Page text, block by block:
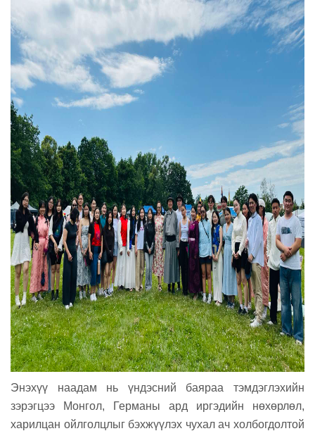
Энэхүү наадам нь үндэсний баяраа тэмдэглэхийн
зэрэгцээ Монгол, Германы ард иргэдийн нөхөрлөл,
харилцан ойлголцлыг бэхжүүлэх чухал ач холбогдолтой